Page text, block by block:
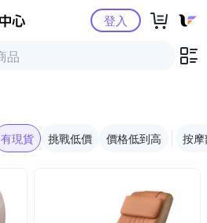
Yahoo購物中心登入
有現貨 挑戰低價 價格低到高 按